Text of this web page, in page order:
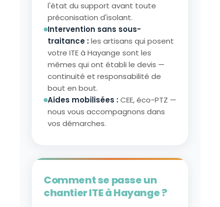
l'état du support avant toute
préconisation d'isolant.
Intervention sans sous-
traitance :les artisans qui posent
votre ITE à Hayange sont les
mêmes qui ont établi le devis —
continuité et responsabilité de
bout en bout.
Aides mobilisées :CEE, éco-PTZ —
nous vous accompagnons dans
vos démarches.
Comment se passe un
chantier ITE à Hayange ?